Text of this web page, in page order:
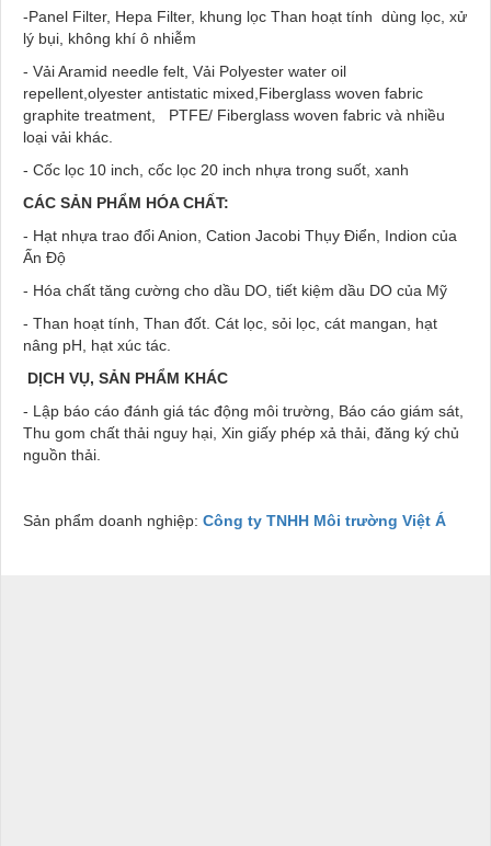
-Panel Filter, Hepa Filter, khung lọc Than hoạt tính dùng lọc, xử
lý bụi, không khí ô nhiễm
- Vải Aramid needle felt, Vải Polyester water oil
repellent,olyester antistatic mixed,Fiberglass woven fabric
graphite treatment, PTFE/ Fiberglass woven fabric và nhiều
loại vải khác.
- Cốc lọc 10 inch, cốc lọc 20 inch nhựa trong suốt, xanh
CÁC SẢN PHẨM HÓA CHẤT:
- Hạt nhựa trao đổi Anion, Cation Jacobi Thụy Điển, Indion của
Ấn Độ
- Hóa chất tăng cường cho dầu DO, tiết kiệm dầu DO của Mỹ
- Than hoạt tính, Than đốt. Cát lọc, sỏi lọc, cát mangan, hạt
nâng pH, hạt xúc tác.
DỊCH VỤ, SẢN PHẨM KHÁC
- Lập báo cáo đánh giá tác động môi trường, Báo cáo giám sát,
Thu gom chất thải nguy hại, Xin giấy phép xả thải, đăng ký chủ
nguồn thải.
Sản phẩm doanh nghiệp: Công ty TNHH Môi trường Việt Á